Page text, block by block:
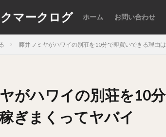
マークログ ホーム お問い合わせ
藤井フミヤがハワイの別荘を10分で即買いできる理由
がハワイの別荘を10
ぎまくってヤバイ
カテゴリー